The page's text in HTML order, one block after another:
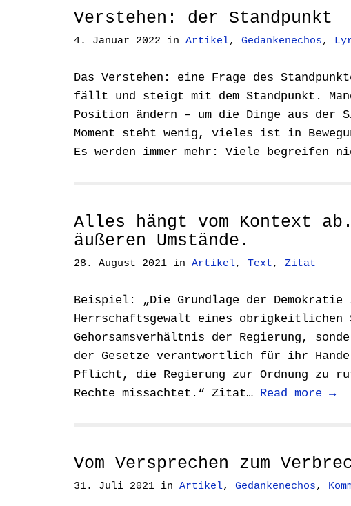
Verstehen: der Standpunkt
4. Januar 2022 in Artikel, Gedankenechos,
Das Verstehen: eine Frage des
fällt und steigt mit dem Standpunkt.
Position ändern – um die Dinge aus der
Moment steht wenig, vieles ist in
Es werden immer mehr: Viele begreifen
Alles hängt vom Kontext
äußeren Umstände.
28. August 2021 in Artikel, Text, Zitat
Beispiel: „Die Grundlage der
Herrschaftsgewalt eines
Gehorsamsverhältnis der Regierung,
der Gesetze verantwortlich für ihr
Pflicht, die Regierung zur Ordnung zu
Rechte missachtet.“ Zitat… Read more →
Vom Versprechen zum
31. Juli 2021 in Artikel, Gedankenechos,